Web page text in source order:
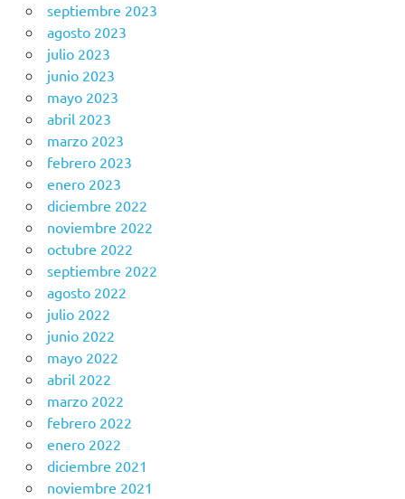
septiembre 2023
agosto 2023
julio 2023
junio 2023
mayo 2023
abril 2023
marzo 2023
febrero 2023
enero 2023
diciembre 2022
noviembre 2022
octubre 2022
septiembre 2022
agosto 2022
julio 2022
junio 2022
mayo 2022
abril 2022
marzo 2022
febrero 2022
enero 2022
diciembre 2021
noviembre 2021